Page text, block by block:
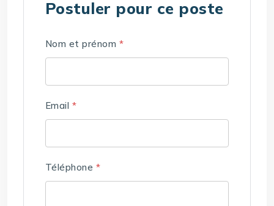
Postuler pour ce poste
Nom et prénom *
Email *
Téléphone *